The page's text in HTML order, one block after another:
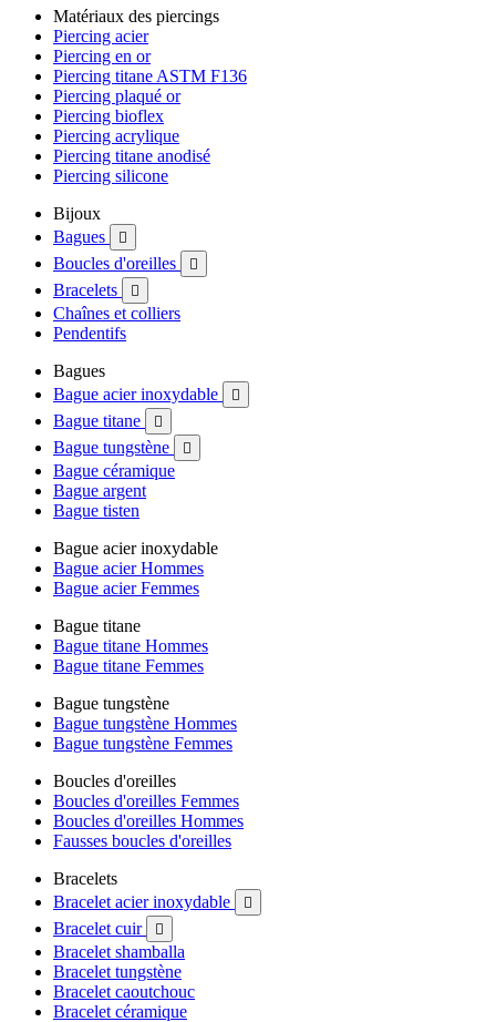
Matériaux des piercings
Piercing acier
Piercing en or
Piercing titane ASTM F136
Piercing plaqué or
Piercing bioflex
Piercing acrylique
Piercing titane anodisé
Piercing silicone
Bijoux
Bagues

Boucles d'oreilles 
Bracelets 
Chaînes et colliers
Pendentifs
Bagues
Bague acier inoxydable

Bague titane 
Bague tungstène 
Bague céramique
Bague argent
Bague tisten
Bague acier inoxydable
Bague acier Hommes
Bague acier Femmes
Bague titane
Bague titane Hommes
Bague titane Femmes
Bague tungstène
Bague tungstène Hommes
Bague tungstène Femmes
Boucles d'oreilles
Boucles d'oreilles Femmes
Boucles d'oreilles Hommes
Fausses boucles d'oreilles
Bracelets
Bracelet acier inoxydable

Bracelet cuir 
Bracelet shamballa
Bracelet tungstène
Bracelet caoutchouc
Bracelet céramique